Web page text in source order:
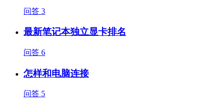
问答 3
最新笔记本独立显卡排名
问答 6
怎样和电脑连接
问答 5